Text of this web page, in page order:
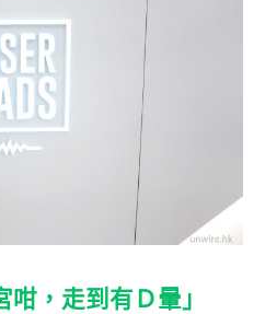
，走到有Ｄ暈」